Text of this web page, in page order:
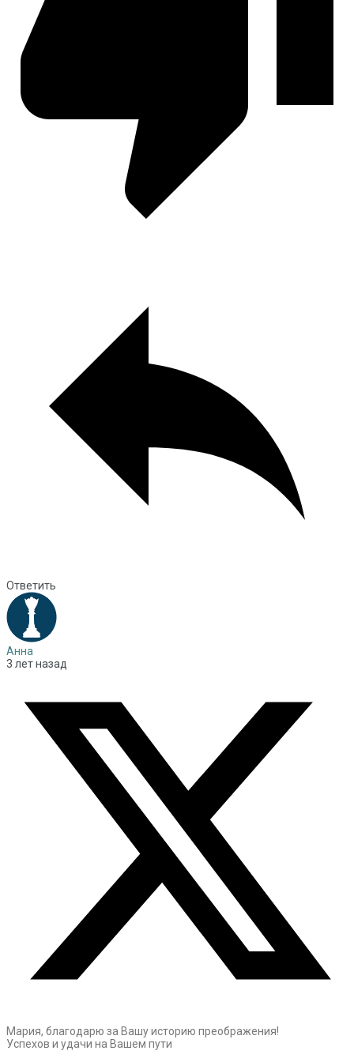
Ответить
Анна
3 лет назад
Мария, благодарю за Вашу историю преображения!
Успехов и удачи на Вашем пути